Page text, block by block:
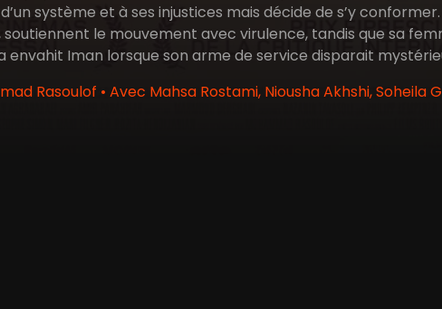
système et à ses injustices mais décide de s’y
le mouvement avec virulence, tandis que sa
envahit Iman lorsque son arme de service disparait
Rasoulof • Avec Mahsa Rostami, Niousha Akhshi, Soheila